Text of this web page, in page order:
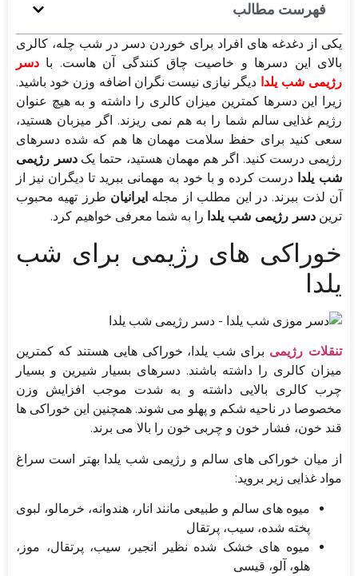
فهرست مطالب
یکی از دغدغه های افراد برای خوردن دسر در شب چله، کالری
بالای این دسرها و خاصیت چاق کنندگی آن هاست. با دسر
رژیمی شب یلدا دیگر نیازی نیست نگران اضافه وزن خود باشید.
زیرا این دسرها کمترین میزان کالری را داشته و به هیچ عنوان
رژیم غذایی سالم شما را به هم نمی ریزند. اگر میزبان هستید،
سعی کنید برای حفظ سلامت مهمان ها هم که شده دسرهای
رژیمی درست کنید. اگر هم مهمان هستید، حتما یکدسر رژیمی
شب یلدا درست کرده و با خود به مهمانی ببرید تا دیگران نیز از
آن لذت ببرند. در این مطلب از مجله ایرانیان طرز تهیه محبوب
ترین دسر رژیمی شب یلدا را به شما معرفی خواهیم کرد.
خوراکی های رژیمی برای شب
یلدا
تنقلات رژیمی برای شب یلدا، خوراکی هایی هستند که کمترین
میزان کالری را داشته باشند. دسرهای بسیار شیرین و بسیار
چرب کالری بالایی داشته و به شدت موجب افزایش وزن
مخصوصا در ناحیه شکم و پهلو می شوند. همچنین این خوراکی ها
قند خون، فشار خون و چربی خون را بالا می برند.
از میان خوراکی های سالم و رژیمی شب یلدا بهتر است سراغ
مواد غذایی زیر بروید:
میوه های سالم و طبیعی مانند انار، هندوانه، خرمالو، لبوی
پخته شده، سیب، پرتقال
میوه های خشک شده نظیر انجیر، سیب، پرتقال، موز،
هلو، آلو، قیسی